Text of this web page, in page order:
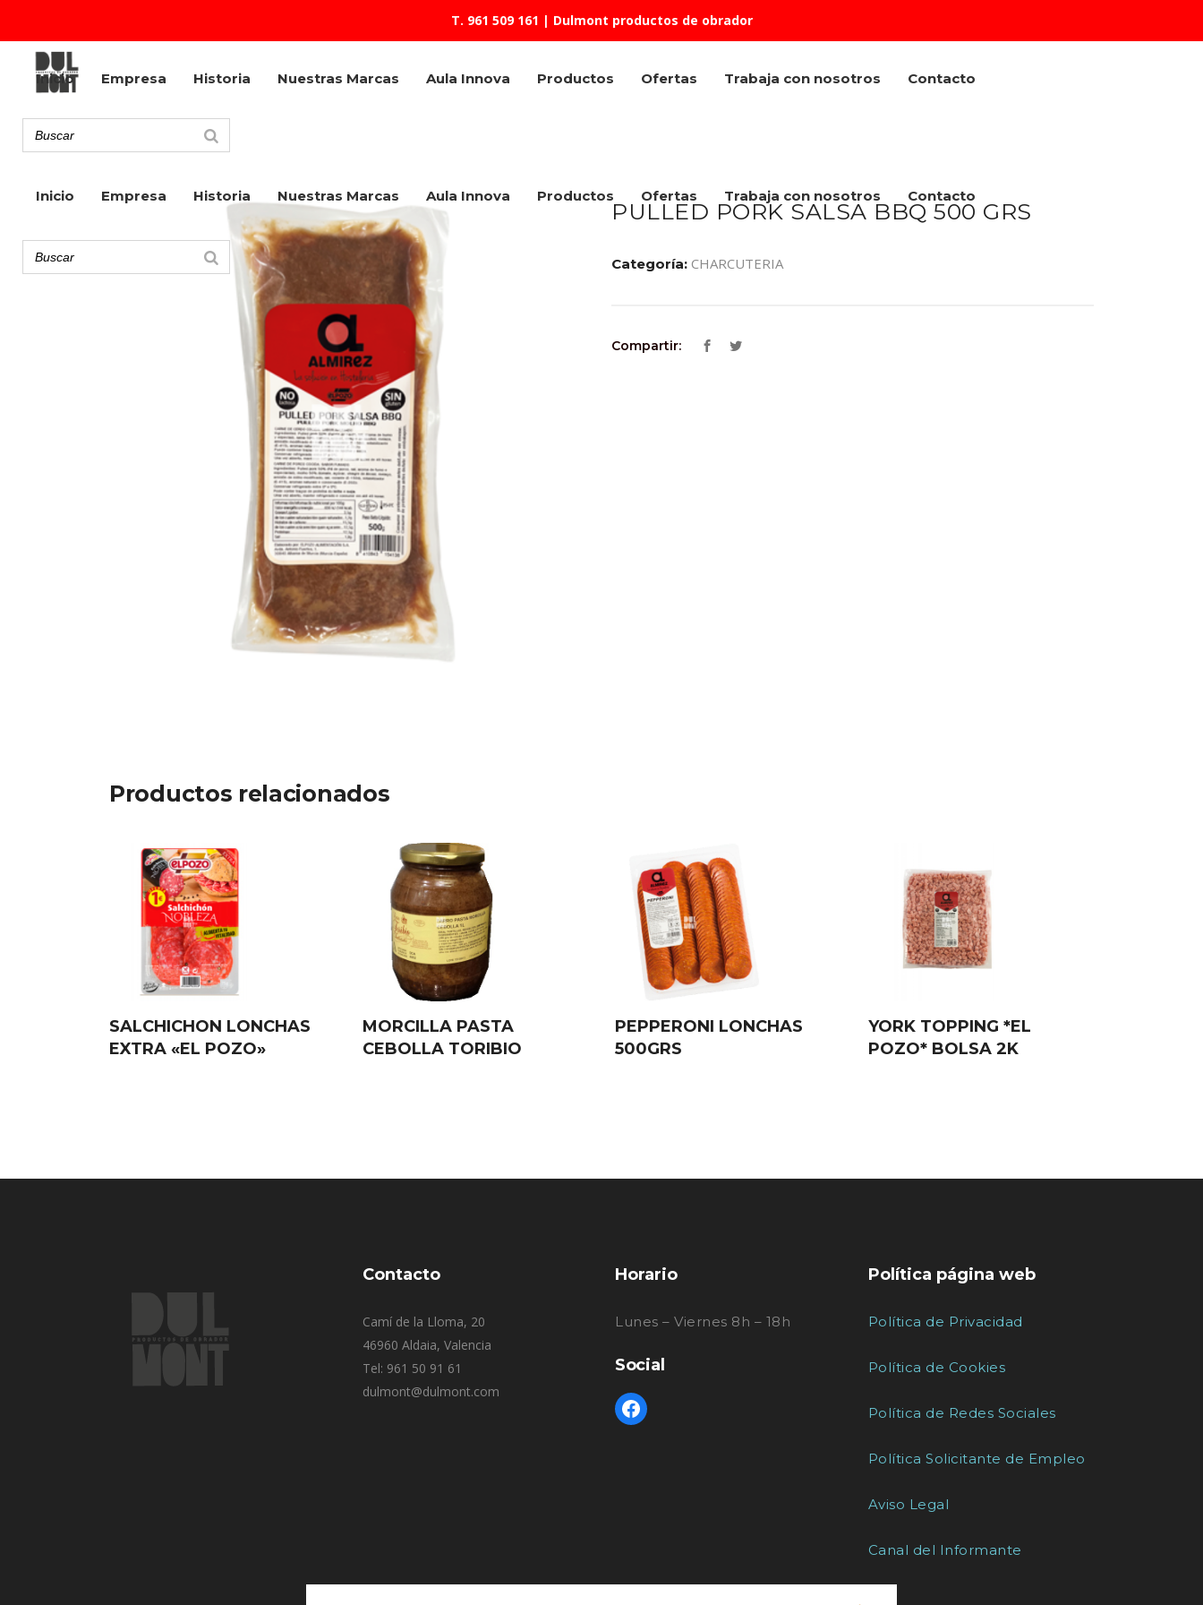
T. 961 509 161 | Dulmont productos de obrador
Inicio Empresa Historia Nuestras Marcas Aula Innova Productos Ofertas Trabaja con nosotros Contacto
Inicio Empresa Historia Nuestras Marcas Aula Innova Productos Ofertas Trabaja con nosotros Contacto
PULLED PORK SALSA BBQ 500 GRS
Categoría: CHARCUTERIA
Compartir:
Productos relacionados
SALCHICHON LONCHAS
EXTRA «EL POZO»
MORCILLA PASTA
CEBOLLA TORIBIO
PEPPERONI LONCHAS
500GRS
YORK TOPPING *EL
POZO* BOLSA 2K
Contacto
Camí de la Lloma, 20
46960 Aldaia, Valencia
Tel: 961 50 91 61
dulmont@dulmont.com
Horario
Lunes – Viernes 8h – 18h
Social
Política página web
Política de Privacidad
Política de Cookies
Política de Redes Sociales
Política Solicitante de Empleo
Aviso Legal
Canal del Informante